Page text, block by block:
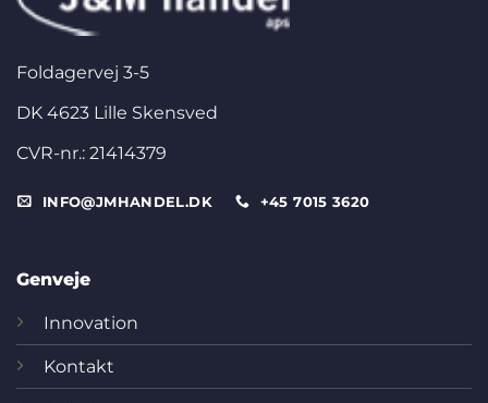
Foldagervej 3-5
DK 4623 Lille Skensved
CVR-nr.: 21414379
INFO@JMHANDEL.DK +45 7015 3620
Genveje
Innovation
Kontakt